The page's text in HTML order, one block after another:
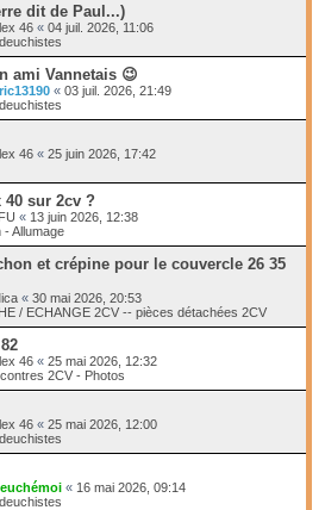
dit de Paul...)
46 « 04 juil. 2026, 11:06
ami Vannetais 😉
« 03 juil. 2026, 21:49
46 « 25 juin 2026, 17:42
40 sur 2cv ?
« 13 juin 2026, 12:38
- Allumage
et crépine pour le couvercle 26 35
« 30 mai 2026, 20:53
/ ECHANGE 2CV -- pièces détachées 2CV
46 « 25 mai 2026, 12:32
2CV - Photos
46 « 25 mai 2026, 12:00
« 16 mai 2026, 09:14